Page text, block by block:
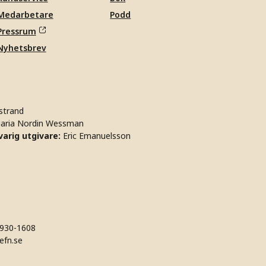
Podd
Nordin Wessman
utgivare: Eric Emanuelsson
1608